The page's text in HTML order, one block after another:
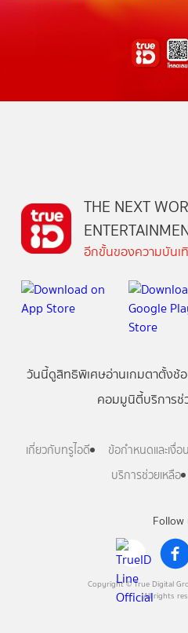
Follow
Copyright © True Digital
All rights
THE NEXT
อีกขั้นของความบันเ
วันนี้ดูสิทธิพิเศษอ่านเกมตาตั้งช้
คอมมูนิตี้บริการช่
เกี่ยวกับทรูไอดี ข้อกำหนดและเงื่อ
บริการช่วยเหลือ